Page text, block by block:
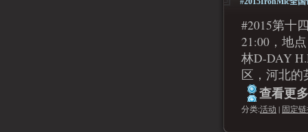
#2015第十
21:00，地
林D-DAY
区，河北的
查看更
分类:活动 | 固定